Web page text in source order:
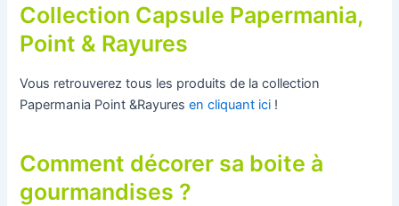
Collection Capsule Papermania,
Point & Rayures
Vous retrouverez tous les produits de la collection
Papermania Point &Rayuresen cliquant ici !
Comment décorer sa boite à
gourmandises ?